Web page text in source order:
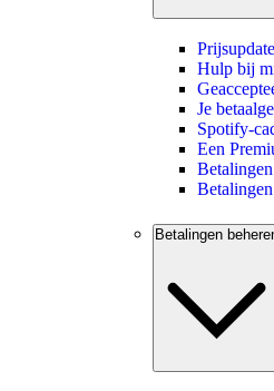
Hulp bij
Je
Spotify-
Een
Betalingen